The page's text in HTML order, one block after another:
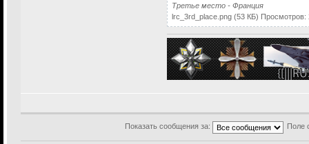
Третье место - Франция
lrc_3rd_place.png (53 КБ) Просмотров:
Показать сообщения за: Поле